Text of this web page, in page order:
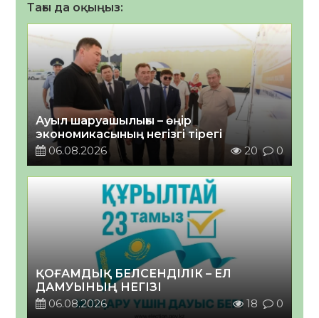
Тағы да оқыңыз:
Ауыл шаруашылығы – өңір
экономикасының негізгі тірегі
06.08.2026
20 0
ҚОҒАМДЫҚ БЕЛСЕНДІЛІК – ЕЛ
ДАМУЫНЫҢ НЕГІЗІ
06.08.2026
18 0